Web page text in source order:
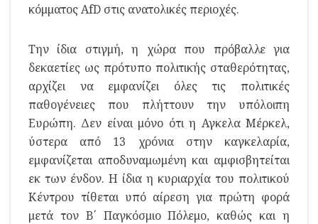
κόμματος AfD στις ανατολικές περιοχές.
Την ίδια στιγμή, η χώρα που πρόβαλλε για
δεκαετίες ως πρότυπο πολιτικής σταθερότητας,
αρχίζει να εμφανίζει όλες τις πολιτικές
παθογένειες που πλήττουν την υπόλοιπη
Ευρώπη. Δεν είναι μόνο ότι η Αγκελα Μέρκελ,
ύστερα από 13 χρόνια στην καγκελαρία,
εμφανίζεται αποδυναμωμένη και αμφισβητείται
εκ των ένδον. Η ίδια η κυριαρχία του πολιτικού
Κέντρου τίθεται υπό αίρεση για πρώτη φορά
μετά τον Β΄ Παγκόσμιο Πόλεμο, καθώς και η